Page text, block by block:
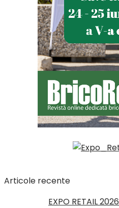
Articole recente
EXPO RETAIL